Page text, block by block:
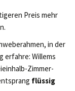
Preis mehr
in der
erfahre: Willems
Zimmer-
flüssig